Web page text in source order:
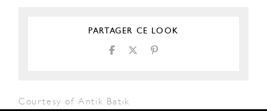
PARTAGER CE LOOK
Courtesy of Antik Batik